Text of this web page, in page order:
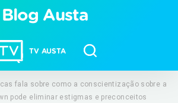
TV AUSTA
Blog Austa
fala sobre como a conscientização sobre a
pode eliminar estigmas e preconceitos